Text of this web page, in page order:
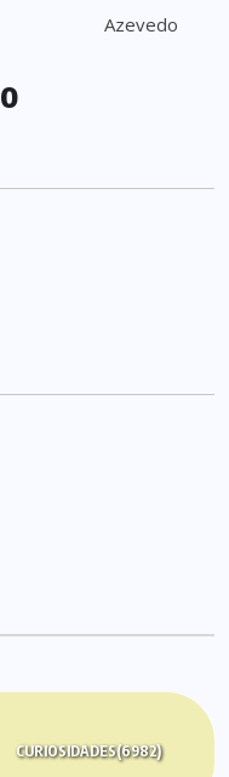
CURIOSIDADES(6982)